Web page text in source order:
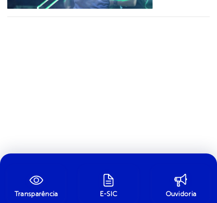
Transparência E-SIC Ouvidoria